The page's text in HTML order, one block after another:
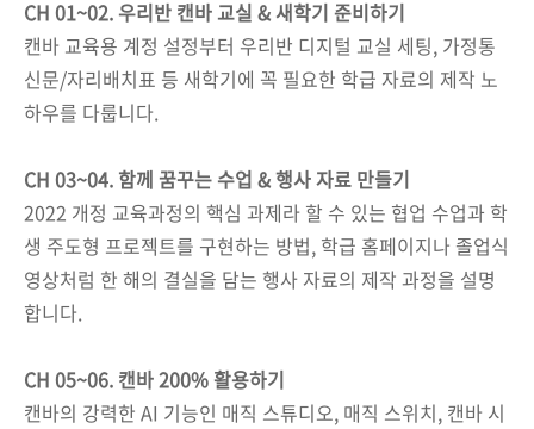
CH 01~02. 우리반 캔바 교실 & 새학기 준비하기
캔바 교육용 계정 설정부터 우리반 디지털 교실 세팅, 가정통
신문/자리배치표 등 새학기에 꼭 필요한 학급 자료의 제작 노
하우를 다룹니다.
CH 03~04. 함께 꿈꾸는 수업 & 행사 자료 만들기
2022 개정 교육과정의 핵심 과제라 할 수 있는 협업 수업과 학
생 주도형 프로젝트를 구현하는 방법, 학급 홈페이지나 졸업식
영상처럼 한 해의 결실을 담는 행사 자료의 제작 과정을 설명
합니다.
CH 05~06. 캔바 200% 활용하기
캔바의 강력한 AI 기능인 매직 스튜디오, 매직 스위치, 캔바 시